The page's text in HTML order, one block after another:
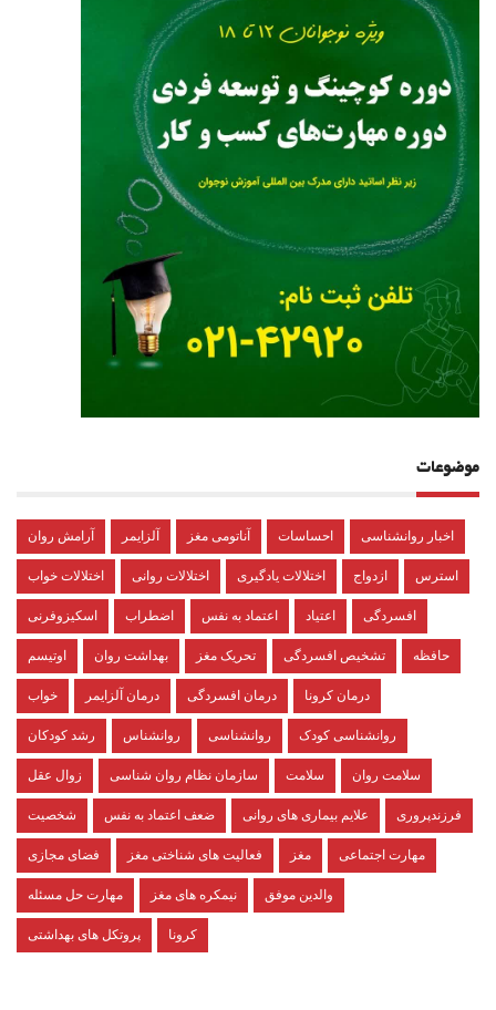
موضوعات
آرامش روان آلزایمر آناتومی مغز احساسات اخبار روانشناسی
اختلالات خواب اختلالات روانی اختلالات یادگیری ازدواج استرس
اسکیزوفرنی اضطراب اعتماد به نفس اعتیاد افسردگی
اوتیسم بهداشت روان تحریک مغز تشخیص افسردگی حافظه
خواب درمان آلزایمر درمان افسردگی درمان کرونا
رشد کودکان روانشناس روانشناسی روانشناسی کودک
زوال عقل سازمان نظام روان شناسی سلامت سلامت روان
شخصیت ضعف اعتماد به نفس علایم بیماری های روانی فرزندپروری
فضای مجازی فعالیت های شناختی مغز مغز مهارت اجتماعی
مهارت حل مسئله نیمکره های مغز والدین موفق
پروتکل های بهداشتی کرونا